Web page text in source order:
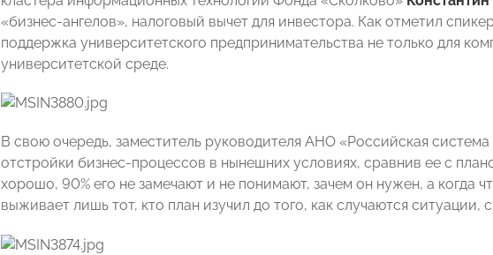
«бизнес-ангелов», налоговый вычет для инвестора. Как отметил
поддержка университетского предпринимательства не только для
университетской среде.
В свою очередь, заместитель руководителя АНО «Российская система
отстройки бизнес-процессов в нынешних условиях, сравнив ее с
хорошо, 90% его не замечают и не понимают, зачем он нужен, а когда
выживает лишь тот, кто план изучил до того, как случаются ситуации,